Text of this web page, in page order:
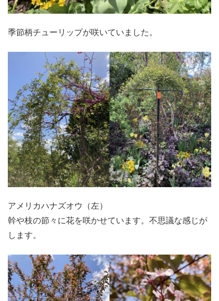
季節柄チューリップが咲いていました。
アメリカハナズオウ（左）
幹や枝の節々に花を咲かせています。不思議な感じが
します。